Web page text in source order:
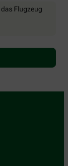
das Flugzeug